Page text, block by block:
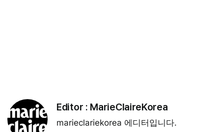
Editor : MarieClaireKorea
marieclariekorea 에디터입니다.